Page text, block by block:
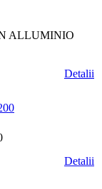
ALLUMINIO
Detalii
Detalii